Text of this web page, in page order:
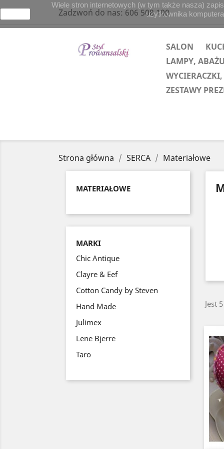
Zadzwoń do nas:606 508 100
SALON
LAMPY,
ZESTAWY
Strona główna SERCA Materiałowe
MATERIAŁOWE
MARKI
Chic Antique
Clayre & Eef
Cotton Candy by Steven
Hand Made
Julimex
Lene Bjerre
Taro
Jest
Wiele stron internetowych (w tym także nasza)
użytkownika